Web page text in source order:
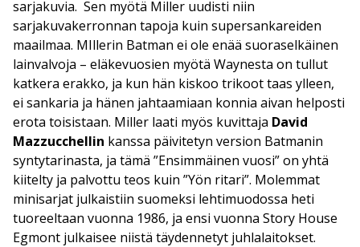
sarjakuvia. Sen myötä Miller uudisti niin
sarjakuvakerronnan tapoja kuin supersankareiden
maailmaa. MIllerin Batman ei ole enää suoraselkäinen
lainvalvoja – eläkevuosien myötä Waynesta on tullut
katkera erakko, ja kun hän kiskoo trikoot taas ylleen,
ei sankaria ja hänen jahtaamiaan konnia aivan helposti
erota toisistaan. Miller laati myös kuvittaja David
Mazzucchellin kanssa päivitetyn version Batmanin
syntytarinasta, ja tämä ”Ensimmäinen vuosi” on yhtä
kiitelty ja palvottu teos kuin ”Yön ritari”. Molemmat
minisarjat julkaistiin suomeksi lehtimuodossa heti
tuoreeltaan vuonna 1986, ja ensi vuonna Story House
Egmont julkaisee niistä täydennetyt juhlalaitokset.